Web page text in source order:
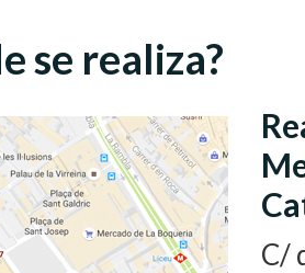
se realiza?
C/